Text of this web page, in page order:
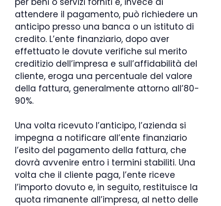
attendere il pagamento, può richiedere un
anticipo presso una banca o un istituto di
credito. L’ente finanziario, dopo aver
effettuato le dovute verifiche sul merito
creditizio dell’impresa e sull’affidabilità del
cliente, eroga una percentuale del valore
della fattura, generalmente attorno all’80-
90%.
Una volta ricevuto l’anticipo, l’azienda si
impegna a notificare all’ente finanziario
l’esito del pagamento della fattura, che
dovrà avvenire entro i termini stabiliti. Una
volta che il cliente paga, l’ente riceve
l’importo dovuto e, in seguito, restituisce la
quota rimanente all’impresa, al netto delle